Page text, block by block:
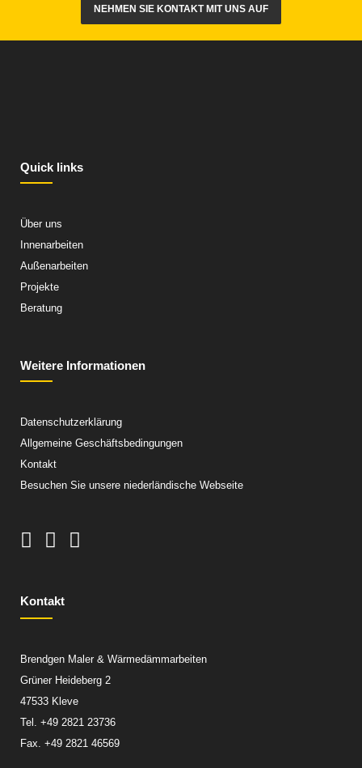
NEHMEN SIE KONTAKT MIT UNS AUF
Quick links
Über uns
Innenarbeiten
Außenarbeiten
Projekte
Beratung
Weitere Informationen
Datenschutzerklärung
Allgemeine Geschäftsbedingungen
Kontakt
Besuchen Sie unsere niederländische Webseite
Kontakt
Brendgen Maler & Wärmedämmarbeiten
Grüner Heideberg 2
47533 Kleve
Tel. +49 2821 23736
Fax. +49 2821 46569